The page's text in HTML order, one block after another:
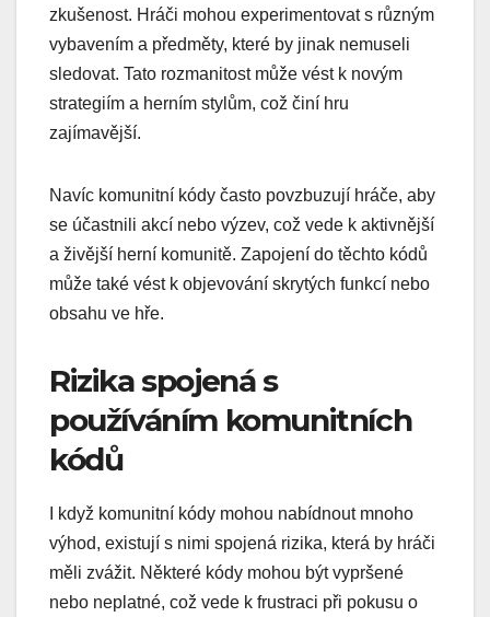
zkušenost. Hráči mohou experimentovat s různým
vybavením a předměty, které by jinak nemuseli
sledovat. Tato rozmanitost může vést k novým
strategiím a herním stylům, což činí hru
zajímavější.
Navíc komunitní kódy často povzbuzují hráče, aby
se účastnili akcí nebo výzev, což vede k aktivnější
a živější herní komunitě. Zapojení do těchto kódů
může také vést k objevování skrytých funkcí nebo
obsahu ve hře.
Rizika spojená s
používáním komunitních
kódů
I když komunitní kódy mohou nabídnout mnoho
výhod, existují s nimi spojená rizika, která by hráči
měli zvážit. Některé kódy mohou být vypršené
nebo neplatné, což vede k frustraci při pokusu o